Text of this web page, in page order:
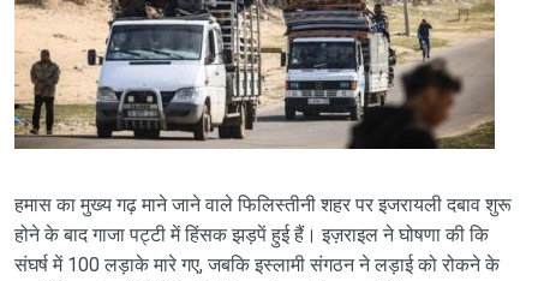
हमास का मुख्य गढ़ माने जाने वाले फिलिस्तीनी शहर पर इजरायली दबाव शुरू
होने के बाद गाजा पट्टी में हिंसक झड़पें हुई हैं। इज़राइल ने घोषणा की कि
संघर्ष में 100 लड़ाके मारे गए, जबकि इस्लामी संगठन ने लड़ाई को रोकने के